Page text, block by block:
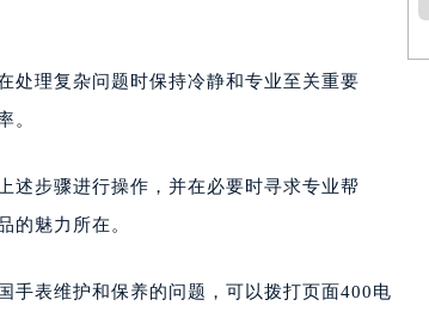
处理复杂问题时保持冷静和专业至关重要
。
述步骤进行操作，并在必要时寻求专业帮
的魅力所在。
手表维护和保养的问题，可以拨打页面400电